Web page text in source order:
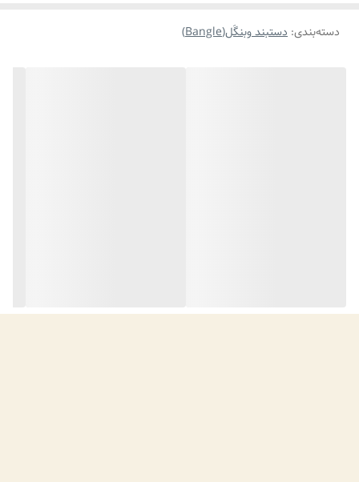
دسته‌بندی: دستبند وبنگَل(Bangle)